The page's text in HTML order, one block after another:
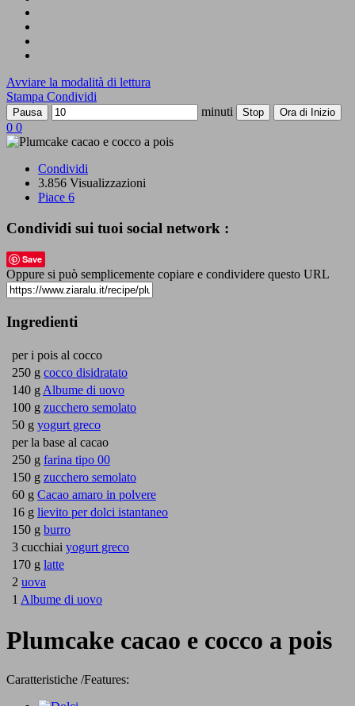
Avviare la modalità di lettura
Stampa Condividi
Pausa minuti Stop Ora di Inizio
0 0
Condividi
3.856 Visualizzazioni
Piace 6
Condividi sui tuoi social network :
Save
Oppure si può semplicemente copiare e condividere questo URL
Ingredienti
per i pois al cocco
250 g cocco disidratato
140 g Albume di uovo
100 g zucchero semolato
50 g yogurt greco
per la base al cacao
250 g farina tipo 00
150 g zucchero semolato
60 g Cacao amaro in polvere
16 g lievito per dolci istantaneo
150 g burro
3 cucchiai yogurt greco
170 g latte
2 uova
1 Albume di uovo
Plumcake cacao e cocco a pois
Caratteristiche /Features: